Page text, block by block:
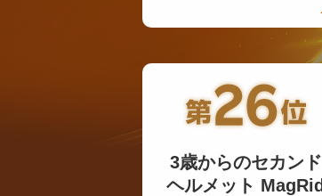
3歳からのセカンド
ヘルメット MagRid